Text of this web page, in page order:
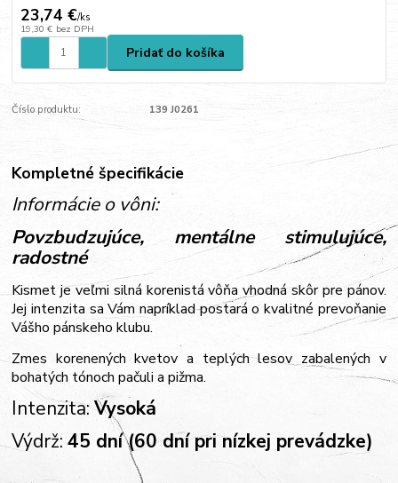
23,74 €/ks
19,30 € bez DPH
Pridať do košíka
Číslo produktu: 139 J0261
Kompletné špecifikácie
Informácie o vôni:
Povzbudzujúce, mentálne stimulujúce,
radostné
Kismet je veľmi silná korenistá vôňa vhodná skôr pre pánov.
Jej intenzita sa Vám napríklad postará o kvalitné prevoňanie
Vášho pánskeho klubu.
Zmes korenených kvetov a teplých lesov zabalených v
bohatých tónoch pačuli a pižma.
Intenzita:Vysoká
Výdrž:45 dní (60 dní pri nízkej prevádzke)